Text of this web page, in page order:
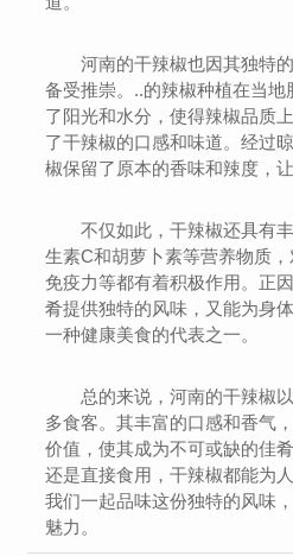
河南的干辣椒也因其独特
备受推崇。..的辣椒种植在当
了阳光和水分，使得辣椒品质
了干辣椒的口感和味道。经过
椒保留了原本的香味和辣度，让
不仅如此，干辣椒还具有
生素C和胡萝卜素等营养物质
免疫力等都有着积极作用。正
肴提供独特的风味，又能为身
一种健康美食的代表之一。
总的来说，河南的干辣椒
多食客。其丰富的口感和香气
价值，使其成为不可或缺的佳
还是直接食用，干辣椒都能为
我们一起品味这份独特的风味
魅力。